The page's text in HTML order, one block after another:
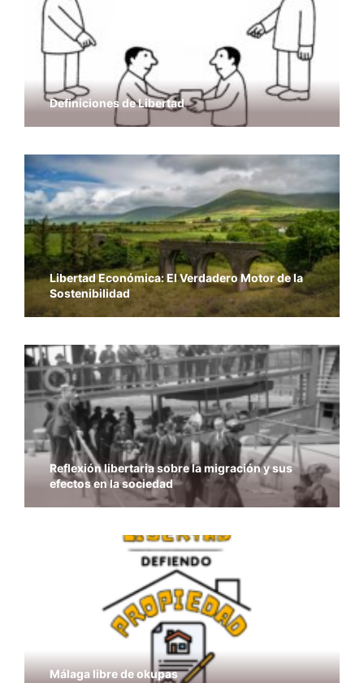
Definiciones de Libertad
Libertad Económica: El Verdadero Motor de la
Sostenibilidad
Reflexión libertaria sobre la migración y sus
efectos en la sociedad
Málaga libre de okupas